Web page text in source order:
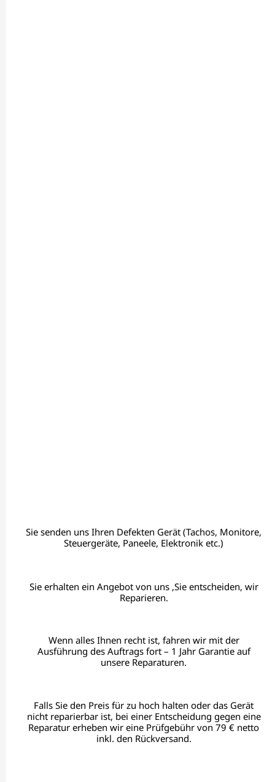
Sie senden uns Ihren Defekten Gerät (Tachos, Monitore,
Steuergeräte, Paneele, Elektronik etc.)
Sie erhalten ein Angebot von uns ,Sie entscheiden, wir
Reparieren.
Wenn alles Ihnen recht ist, fahren wir mit der
Ausführung des Auftrags fort – 1 Jahr Garantie auf
unsere Reparaturen.
Falls Sie den Preis für zu hoch halten oder das Gerät
nicht reparierbar ist, bei einer Entscheidung gegen eine
Reparatur erheben wir eine Prüfgebühr von 79 € netto
inkl. den Rückversand.